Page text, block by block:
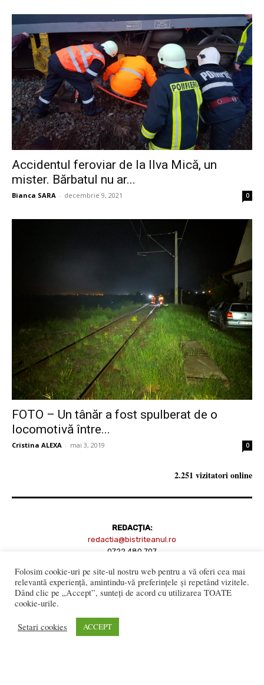
Accidentul feroviar de la Ilva Mică, un
mister. Bărbatul nu ar...
Bianca SARA - decembrie 9, 2021 0
FOTO – Un tânăr a fost spulberat de o
locomotivă între...
Cristina ALEXA - mai 3, 2019 0
2.251 vizitatori online
REDACȚIA:
redactia@bistriteanul.ro
0722.480.707
PUBLICITATE:
publicitate@bistriteanul.ro
Redacția beneficiază de serviciile juridice ale
Folosim cookie-uri pe site-ul nostru web pentru a vă oferi cea mai
relevantă experiență, amintindu-vă preferințele și repetând vizitele.
Dând clic pe „Accept”, sunteți de acord cu utilizarea TOATE
cookie-urile.
Setari cookies ACCEPT